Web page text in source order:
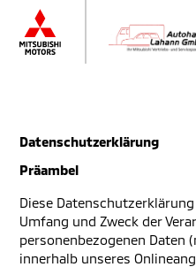
Datenschutzerklärung
Präambel
Diese
Umfang und Zweck der
personenbezogenen Daten
innerhalb unseres